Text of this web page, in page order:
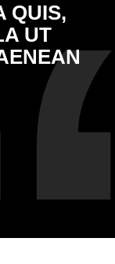
QUIS,
UT